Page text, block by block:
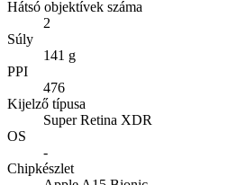
Hátsó objektívek száma
2
Súly
141 g
PPI
476
Kijelző típusa
Super Retina XDR
OS
-
Chipkészlet